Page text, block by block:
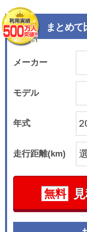
員に見えるように
ダッシュボードの
るのも特徴で、高
視界を確保してい
ラスで覆われた
イッチひとつでフ
し、いっぱいに
も可能だ。エンジ
マニュアル操作の
み合わせとなる
(エレクトロニッ
ム)、ブレーキア
れ、より安全性の
る。特別発注色を
まとめて
メーカー
モデル
年式
走行距離(km)
無料